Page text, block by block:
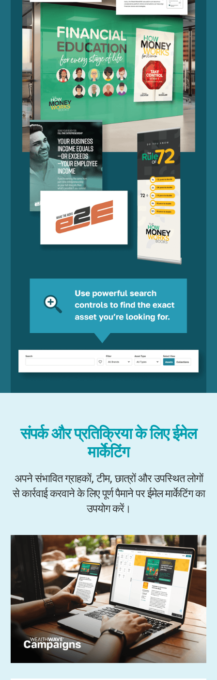
संपर्क और प्रतिक्रिया के लिए ईमेल
मार्केटिंग
अपने संभावित ग्राहकों, टीम, छात्रों और उपस्थित लोगों
से कार्रवाई करवाने के लिए पूर्ण पैमाने पर ईमेल मार्केटिंग का
उपयोग करें।